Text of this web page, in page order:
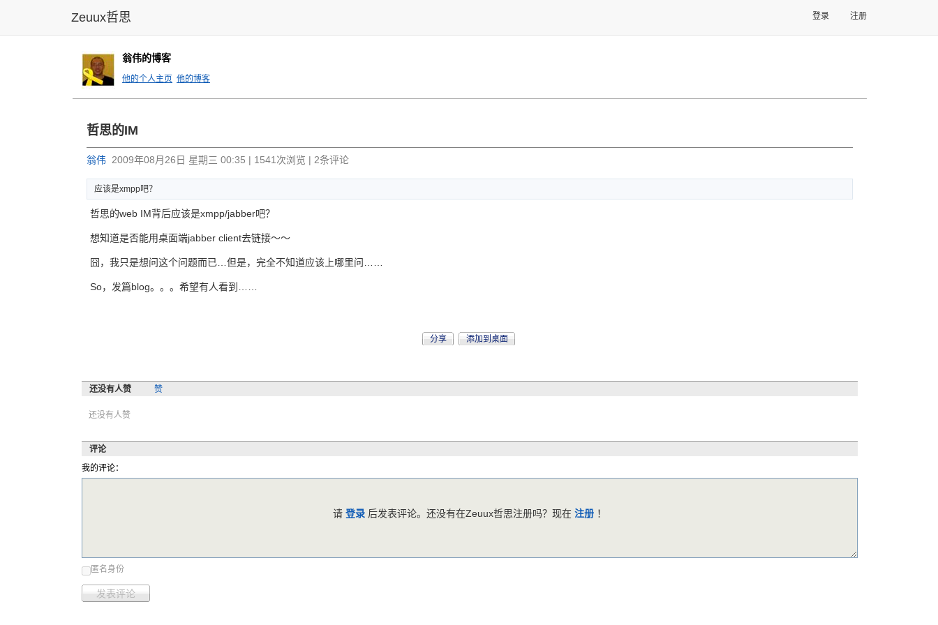
Zeuux哲思 登录 注册
翁伟的博客
他的个人主页 他的博客
哲思的IM
翁伟 2009年08月26日 星期三 00:35 | 1541次浏览 | 2条评论
应该是xmpp吧？
哲思的web IM背后应该是xmpp/jabber吧？
想知道是否能用桌面端jabber client去链接～～
囧，我只是想问这个问题而已…但是，完全不知道应该上哪里问……
So，发篇blog。。。希望有人看到……
分享 添加到桌面
还没有人赞 赞
还没有人赞
评论
我的评论：
匿名身份
发表评论
请 登录 后发表评论。还没有在Zeuux哲思注册吗？现在 注册 ！